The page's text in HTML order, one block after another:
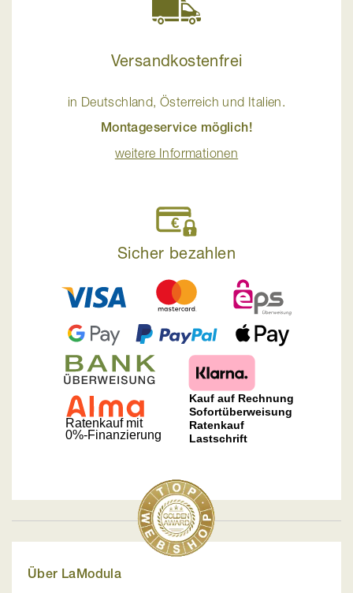
Versandkostenfrei
in Deutschland, Österreich und Italien.
Montageservice möglich!
weitere Informationen
Sicher bezahlen
Über LaModula